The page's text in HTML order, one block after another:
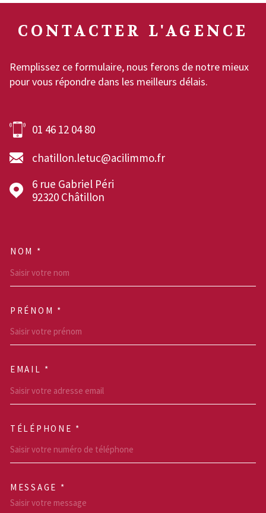
CONTACTER L'AGENCE
Remplissez ce formulaire, nous ferons de notre mieux
pour vous répondre dans les meilleurs délais.
01 46 12 04 80
chatillon.letuc@acilimmo.fr
6 rue Gabriel Péri
92320
Châtillon
NOM *
PRÉNOM *
EMAIL *
TÉLÉPHONE *
MESSAGE *